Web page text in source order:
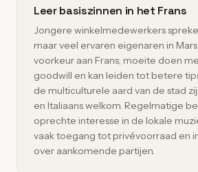
Leer basiszinnen in het Frans
Jongere winkelmedewerkers
maar veel ervaren eigenaren in
voorkeur aan Frans; moeite doen
goodwill en kan leiden tot betere
de multiculturele aard van de stad
en Italiaans welkom. Regelmatige
oprechte interesse in de lokale
vaak toegang tot privévoorraad en
over aankomende partijen.